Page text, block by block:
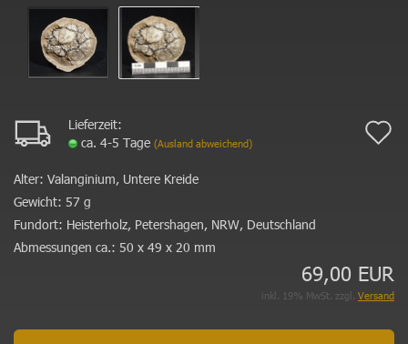
Lieferzeit:
ca. 4-5 Tage (Ausland abweichend)
Alter: Valanginium, Untere Kreide
Gewicht: 57 g
Fundort: Heisterholz, Petershagen, NRW, Deutschland
Abmessungen ca.: 50 x 49 x 20 mm
69,00 EUR
inkl. 19% MwSt. zzgl. Versand